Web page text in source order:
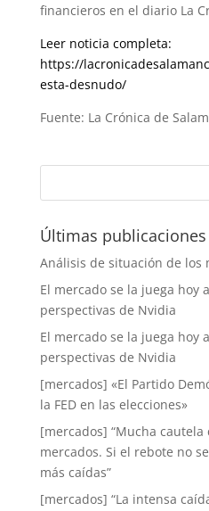
financieros en el diario La
Leer noticia completa:
https://
esta-desnudo/
Fuente: La Crónica de
Últimas publicaciones
Análisis de situación de los
El mercado se la juega hoy
perspectivas de Nvidia
El mercado se la juega hoy
perspectivas de Nvidia
[mercados] «El Partido
la FED en las elecciones»
[mercados] “Mucha
mercados. Si el rebote no
más caídas”
[mercados] “La intensa